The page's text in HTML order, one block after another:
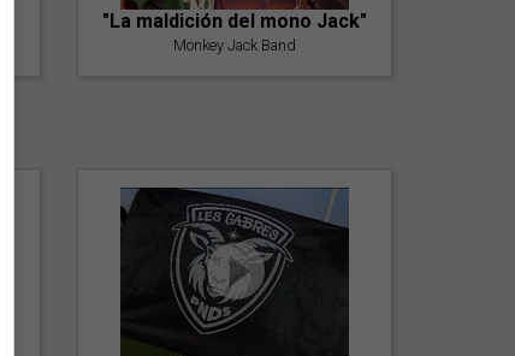
"La maldición del mono Jack"
Monkey Jack Band